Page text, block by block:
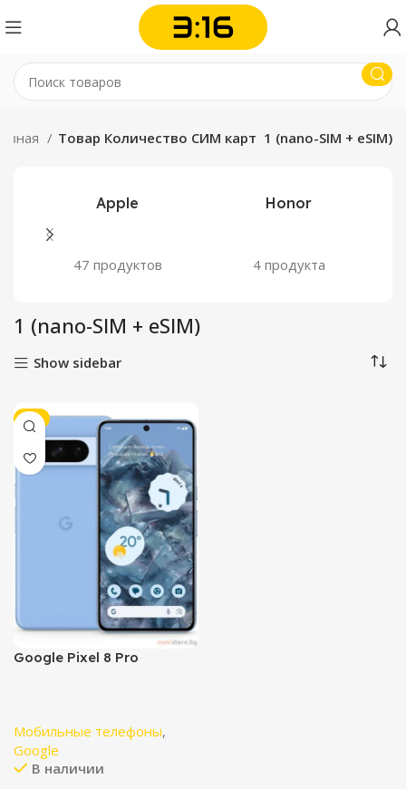
Товар Количество СИМ карт 1 (nano-SIM + eSIM)
Apple
47 продуктов
Honor
4 продукта
1 (nano-SIM + eSIM)
Show sidebar
-9%
Google Pixel 8 Pro
Мобильные телефоны,
Google
В наличии